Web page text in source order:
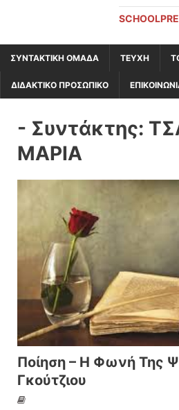
ΣΥΝΤΑΚΤΙΚΗ ΟΜΑΔΑ ΤΕΥΧΗ
ΔΙΔΑΚΤΙΚΟ ΠΡΟΣΩΠΙΚΟ
- Συντάκτης:
ΜΑΡΙΑ
Ποίηση – Η Φωνή Της
Γκούτζιου